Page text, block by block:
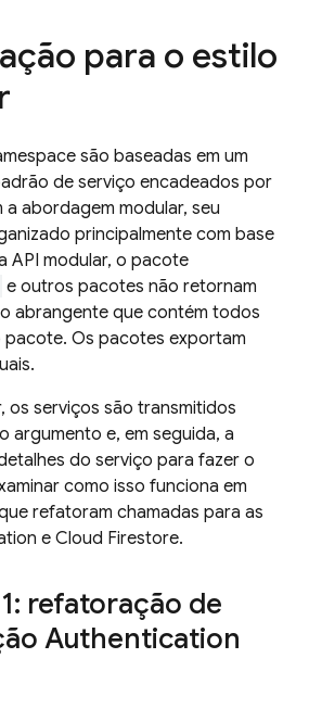
para o estilo
são baseadas em um
de serviço encadeados por
abordagem modular, seu
principalmente com base
API modular, o pacote
e outros pacotes não retornam
abrangente que contém todos
Os pacotes exportam
os serviços são transmitidos
argumento e, em seguida, a
do serviço para fazer o
como isso funciona em
refatoram chamadas para as
e Cloud Firestore.
refatoração de
Authentication